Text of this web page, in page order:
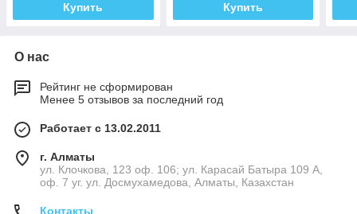
Купить Купить
О нас
Рейтинг не сформирован
Менее 5 отзывов за последний год
Работает с 13.02.2011
г. Алматы
ул. Клочкова, 123 оф. 106; ул. Карасай Батыра 109 А,
оф. 7 уг. ул. Досмухамедова, Алматы, Казахстан
Контакты